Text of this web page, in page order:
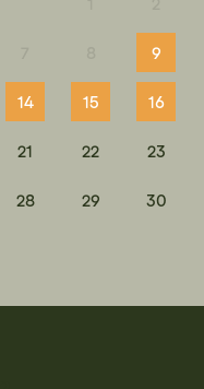
9
14 15 16
21 22 23
28 29 30